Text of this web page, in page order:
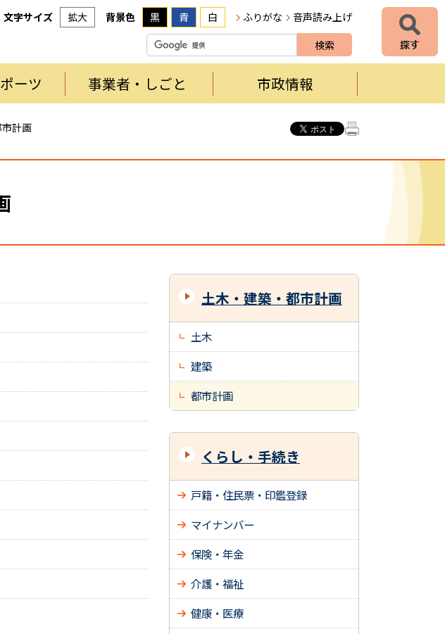
文字サイズ 拡大 背景色 黒 青 白 ふりがな 音声読み上げ
ーツ 事業者・しごと 市政情報
計画
土木・建築・都市計画
土木
建築
都市計画
くらし・手続き
戸籍・住民票・印鑑登録
マイナンバー
保険・年金
介護・福祉
健康・医療